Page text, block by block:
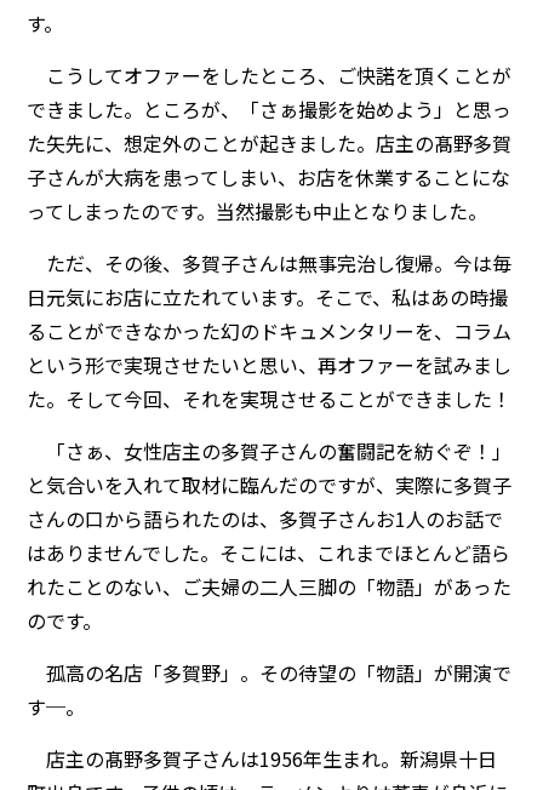
す。
こうしてオファーをしたところ、ご快諾を頂くことが
できました。ところが、「さぁ撮影を始めよう」と思っ
た矢先に、想定外のことが起きました。店主の髙野多賀
子さんが大病を患ってしまい、お店を休業することにな
ってしまったのです。当然撮影も中止となりました。
ただ、その後、多賀子さんは無事完治し復帰。今は毎
日元気にお店に立たれています。そこで、私はあの時撮
ることができなかった幻のドキュメンタリーを、コラム
という形で実現させたいと思い、再オファーを試みまし
た。そして今回、それを実現させることができました！
「さぁ、女性店主の多賀子さんの奮闘記を紡ぐぞ！」
と気合いを入れて取材に臨んだのですが、実際に多賀子
さんの口から語られたのは、多賀子さんお1人のお話で
はありませんでした。そこには、これまでほとんど語ら
れたことのない、ご夫婦の二人三脚の「物語」があった
のです。
孤高の名店「多賀野」。その待望の「物語」が開演で
す─。
店主の髙野多賀子さんは1956年生まれ。新潟県十日